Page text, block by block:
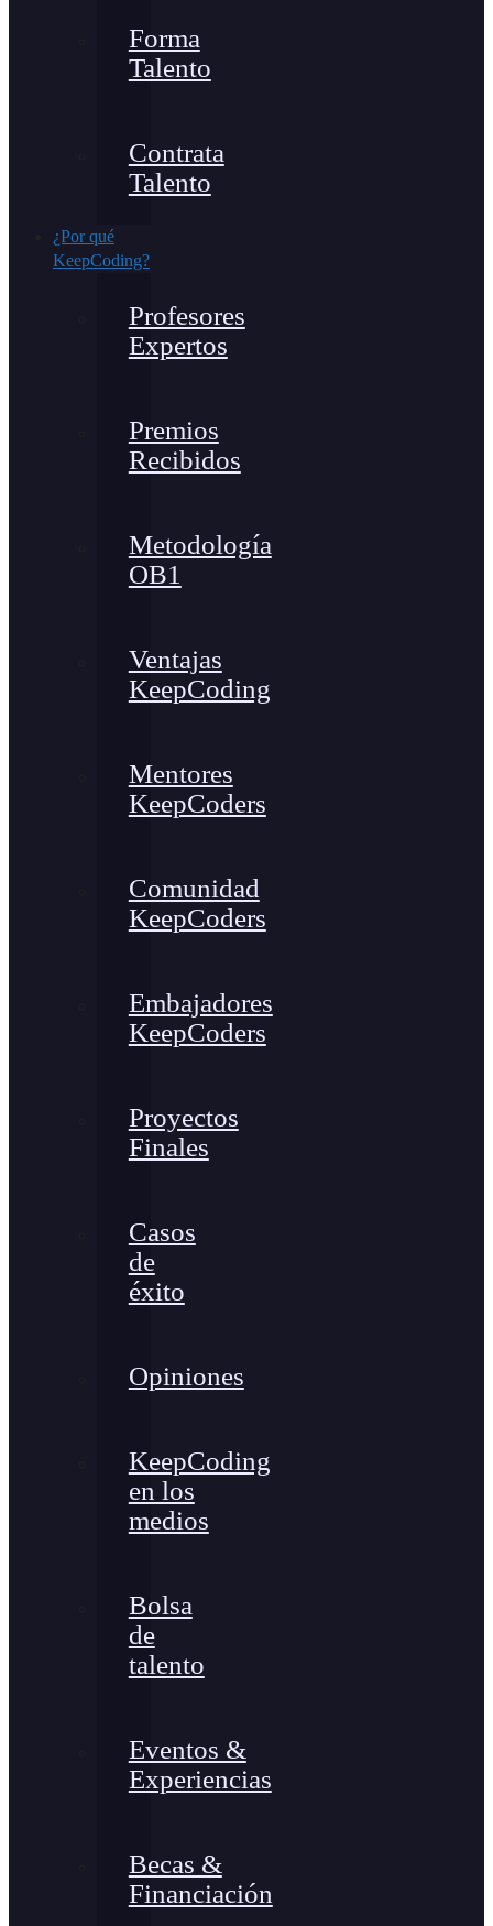
Forma
Talento
Contrata
Talento
¿Por qué
KeepCoding?
Profesores
Expertos
Premios
Recibidos
Metodología
OB1
Ventajas
KeepCoding
Mentores
KeepCoders
Comunidad
KeepCoders
Embajadores
KeepCoders
Proyectos
Finales
Casos
de
éxito
Opiniones
KeepCoding
en los
medios
Bolsa
de
talento
Eventos &
Experiencias
Becas &
Financiación